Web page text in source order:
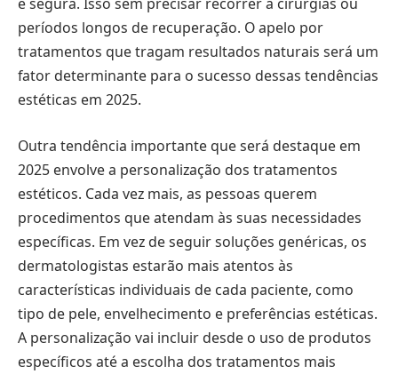
períodos longos de recuperação. O apelo por
tratamentos que tragam resultados naturais será um
fator determinante para o sucesso dessas tendências
estéticas em 2025.
Outra tendência importante que será destaque em
2025 envolve a personalização dos tratamentos
estéticos. Cada vez mais, as pessoas querem
procedimentos que atendam às suas necessidades
específicas. Em vez de seguir soluções genéricas, os
dermatologistas estarão mais atentos às
características individuais de cada paciente, como
tipo de pele, envelhecimento e preferências estéticas.
A personalização vai incluir desde o uso de produtos
específicos até a escolha dos tratamentos mais